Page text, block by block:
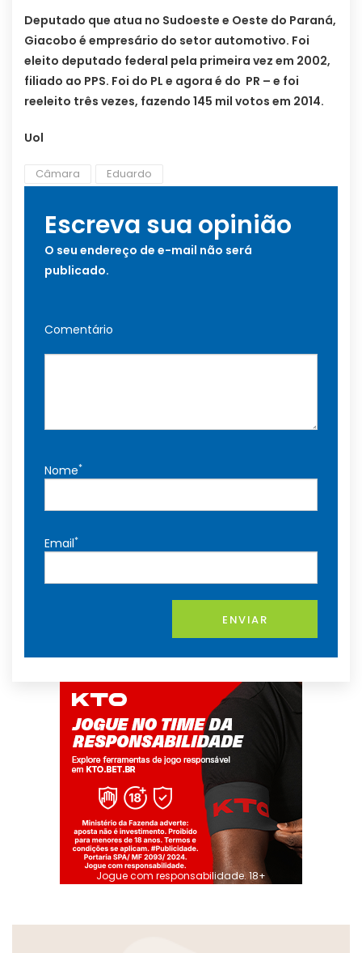
Deputado que atua no Sudoeste e Oeste do Paraná,
Giacobo é empresário do setor automotivo. Foi
eleito deputado federal pela primeira vez em 2002,
filiado ao PPS. Foi do PL e agora é do PR – e foi
reeleito três vezes, fazendo 145 mil votos em 2014.
Uol
Câmara Eduardo
Escreva sua opinião
O seu endereço de e-mail não será
publicado.
Comentário
Nome*
Email*
ENVIAR
Jogue com responsabilidade. 18+